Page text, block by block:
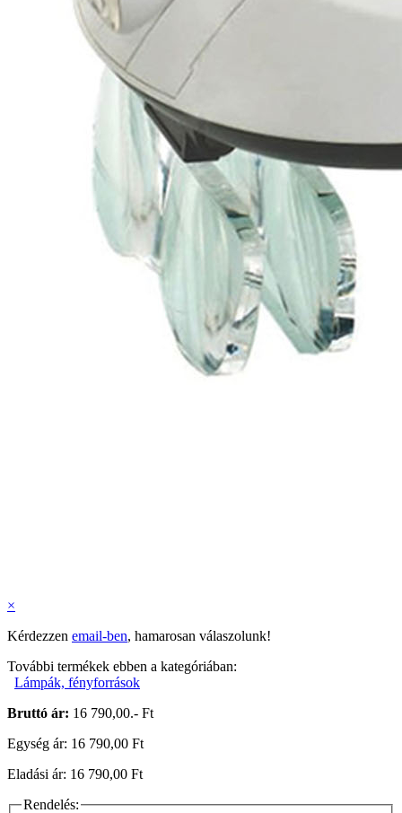
×
Kérdezzen email-ben, hamarosan válaszolunk!
További termékek ebben a kategóriában:
Lámpák, fényforrások
Bruttó ár: 16 790,00.- Ft
Egység ár: 16 790,00 Ft
Eladási ár: 16 790,00 Ft
Rendelés: